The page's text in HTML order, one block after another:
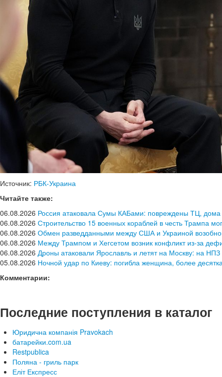
Источник: РБК-Украина
Читайте также:
06.08.2026 Россия атаковала Сумы КАБами: повреждены ТЦ, дома
06.08.2026 Строительство 15 военных кораблей в честь Трампа
06.08.2026 Обмен разведданными между США и Украиной
06.08.2026 Между Трампом и Хегсетом возник конфликт из-за
06.08.2026 Дроны атаковали Ярославль и летят на Москву: на НПЗ
05.08.2026 Ночной удар по Киеву: погибла женщина, более
Комментарии:
Последние поступления в каталог
Юридична компанія Pravokach
батарейки.com.ua
Restpublica
Поляна - гриль парк
Еліт Експресс